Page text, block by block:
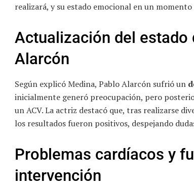
realizará, y su estado emocional en un
Actualización del estado
Alarcón
Según explicó Medina, Pablo Alarcón sufrió un
inicialmente generó preocupación, pero
un ACV. La actriz destacó que, tras realizarse
los resultados fueron positivos, despejando
Problemas cardíacos y
intervención